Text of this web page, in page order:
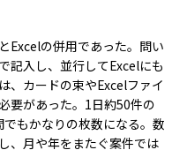
Excelの併用であった。問い
記入し、並行してExcelにも
、カードの束やExcelファイ
要があった。1日約50件の
もかなりの枚数になる。数
、月や年をまたぐ案件では